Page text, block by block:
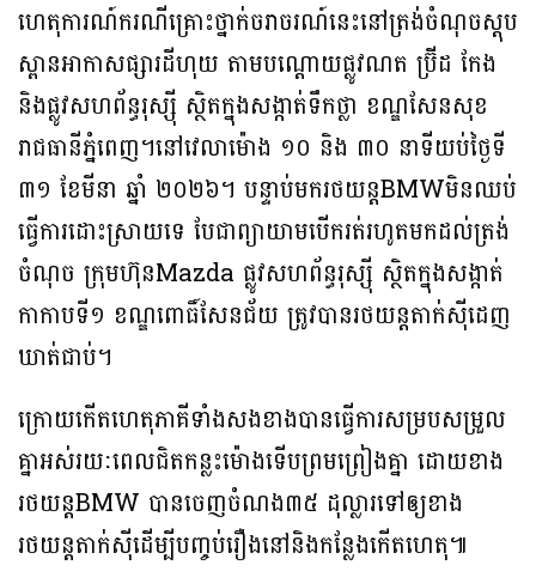
ហេតុការណ៍ករណីគ្រោះថ្នាក់ចរាចរណ៍នេះនៅត្រង់ចំណុចស្តុប
ស្ពានអាកាសផ្សារដីហុយ តាមបណ្ដោយផ្លូវណត ប៊្រីដ កែង
និងផ្លូវសហព័ន្ធរុស្ស៊ី ស្ថិតក្នុងសង្កាត់ទឹកថ្លា ខណ្ឌសែនសុខ
រាជធានីភ្នំពេញ។នៅវេលាម៉ោង ១០ និង ៣០ នាទីយប់ថ្ងៃទី
៣១ ខែមីនា ឆ្នាំ ២០២៦។ បន្ទាប់មករថយន្តBMWមិនឈប់
ធ្វើការដោះស្រាយទេ បែជាព្យាយាមបើករត់រហូតមកដល់ត្រង់
ចំណុច ក្រុមហ៊ុនMazda ផ្លូវសហព័ន្ធរុស្ស៊ី ស្ថិតក្នុងសង្កាត់
កាកាបទី១ ខណ្ឌពោធិ៍សែនជ័យ ត្រូវបានរថយន្តតាក់ស៊ីដេញ
ឃាត់ជាប់។
ក្រោយកើតហេតុភាគីទាំងសងខាងបានធ្វើការសម្របសម្រួល
គ្នាអស់រយៈពេលជិតកន្លះម៉ោងទើបព្រមព្រៀងគ្នា ដោយខាង
រថយន្តBMW បានចេញចំណង៣៥ ដុល្លារទៅឲ្យខាង
រថយន្តតាក់សុីដើម្បីបញ្ចប់រឿងនៅនិងកន្លែងកើតហេតុ៕